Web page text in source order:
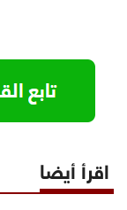
اقرأ أيضا